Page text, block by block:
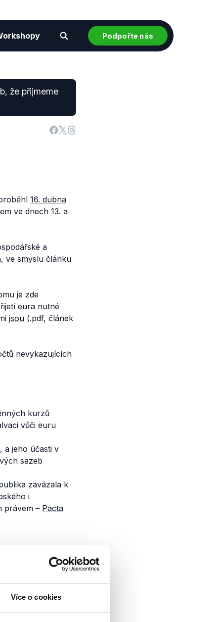
Více o cookies
Podpořte nás
že přijmeme
16. dubna
ve dnech 13. a
a
ve smyslu článku
je zde
eura nutné
jsou(.pdf, článek
nevykazujících
kurzů
vůči euru
a jeho účasti v
sazeb
zavázala k
i
právem – Pacta